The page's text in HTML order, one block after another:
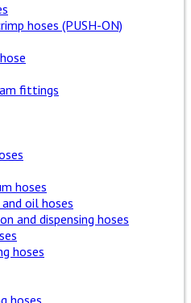
hoses (PUSH-ON)
fittings
hoses
oil hoses
and dispensing hoses
hoses